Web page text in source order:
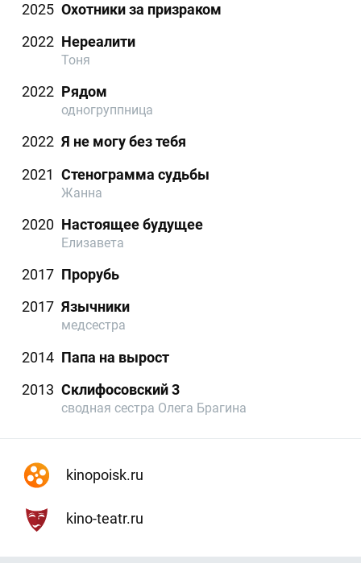
2025 Охотники за призраком
2022 Нереалити
Тоня
2022 Рядом
одногруппница
2022 Я не могу без тебя
2021 Стенограмма судьбы
Жанна
2020 Настоящее будущее
Елизавета
2017 Прорубь
2017 Язычники
медсестра
2014 Папа на вырост
2013 Склифосовский 3
сводная сестра Олега Брагина
kinopoisk.ru
kino-teatr.ru